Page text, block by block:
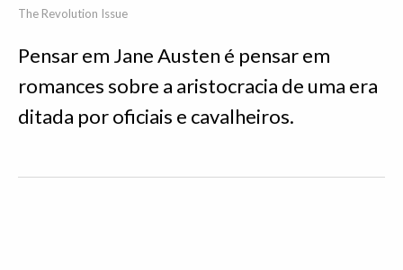
The Revolution Issue
Pensar em Jane Austen é pensar em
romances sobre a aristocracia de uma era
ditada por oficiais e cavalheiros.